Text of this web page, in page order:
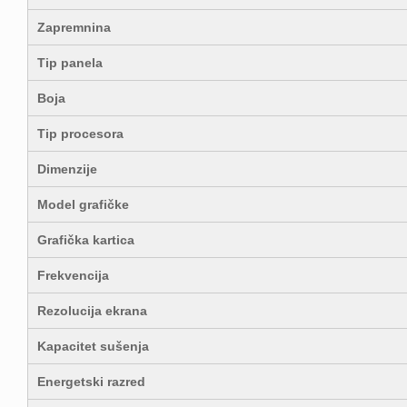
Zapremnina
Tip panela
Boja
Tip procesora
Dimenzije
Model grafičke
Grafička kartica
Frekvencija
Rezolucija ekrana
Kapacitet sušenja
Energetski razred